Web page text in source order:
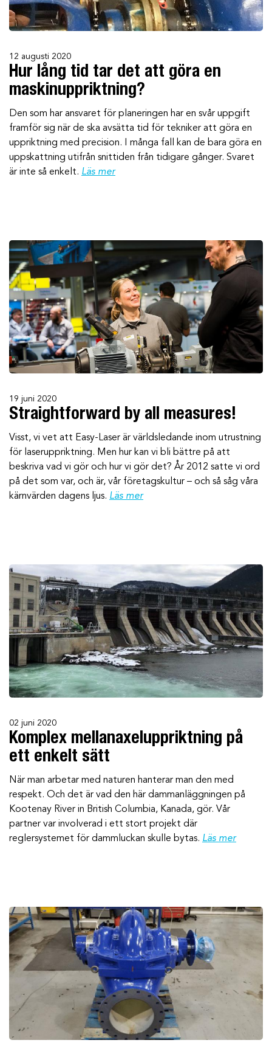
12 augusti 2020
Hur lång tid tar det att göra en
maskin­uppriktning?
Den som har ansvaret för planeringen har en svår uppgift
framför sig när de ska avsätta tid för tekniker att göra en
uppriktning med precision. I många fall kan de bara göra en
uppskattning utifrån snittiden från tidigare gånger. Svaret
är inte så enkelt. Läs mer
19 juni 2020
Straightforward by all measures!
Visst, vi vet att Easy-Laser är världsledande inom utrustning
för laseruppriktning. Men hur kan vi bli bättre på att
beskriva vad vi gör och hur vi gör det? År 2012 satte vi ord
på det som var, och är, vår företagskultur – och så såg våra
kärnvärden dagens ljus. Läs mer
02 juni 2020
Komplex mellanaxeluppriktning på
ett enkelt sätt
När man arbetar med naturen hanterar man den med
respekt. Och det är vad den här dammanläggningen på
Kootenay River in British Columbia, Kanada, gör. Vår
partner var involverad i ett stort projekt där
reglersystemet för dammluckan skulle bytas. Läs mer